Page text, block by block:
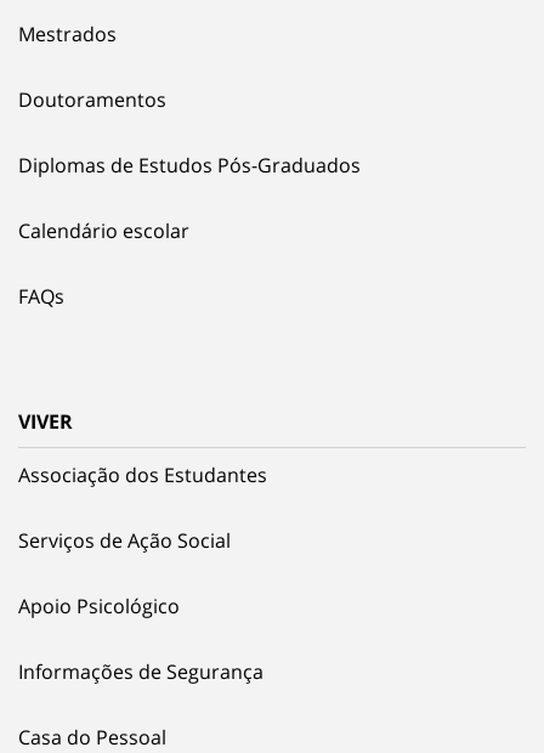
Mestrados
Doutoramentos
Diplomas de Estudos Pós-Graduados
Calendário escolar
FAQs
VIVER
Associação dos Estudantes
Serviços de Ação Social
Apoio Psicológico
Informações de Segurança
Casa do Pessoal